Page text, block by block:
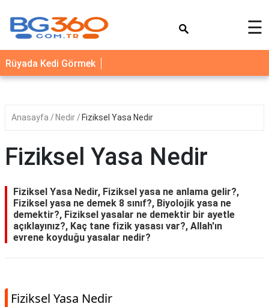
YEMEK
TARİFLERİ
SAĞLIK
☰
Rüyada Kedi Görmek
Anasayfa Nedir Fiziksel Yasa Nedir
Fiziksel Yasa Nedir
Fiziksel Yasa Nedir, Fiziksel yasa ne anlama gelir?,
Fiziksel yasa ne demek 8 sınıf?, Biyolojik yasa ne
demektir?, Fiziksel yasalar ne demektir bir ayetle
açıklayınız?, Kaç tane fizik yasası var?, Allah'ın
evrene koyduğu yasalar nedir?
Fiziksel Yasa Nedir